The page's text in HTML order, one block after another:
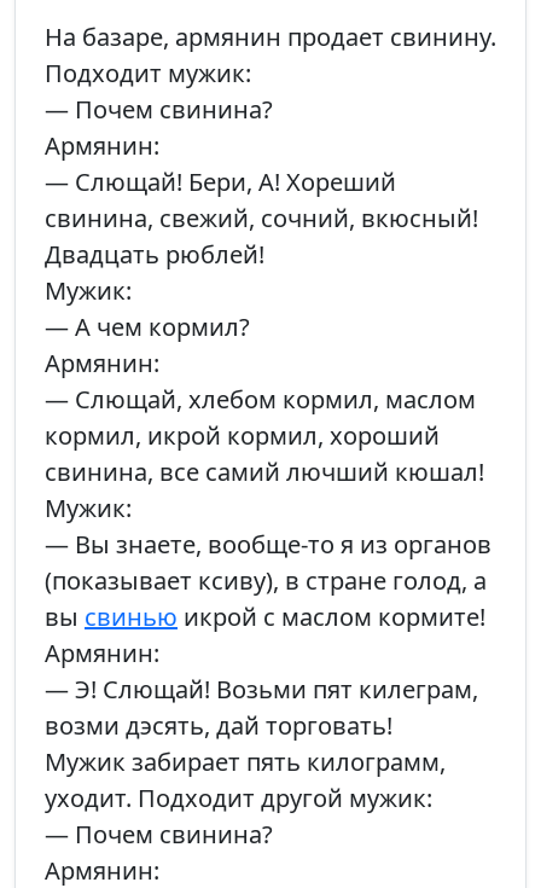
На базаре, армянин продает свинину.
Подходит мужик:
— Почем свинина?
Армянин:
— Слющай! Бери, А! Хореший
свинина, свежий, сочний, вкюсный!
Двадцать рюблей!
Мужик:
— А чем кормил?
Армянин:
— Слющай, хлебом кормил, маслом
кормил, икрой кормил, хороший
свинина, все самий лючший кюшал!
Мужик:
— Вы знаете, вообще-то я из органов
(показывает ксиву), в стране голод, а
вы свинью икрой с маслом кормите!
Армянин:
— Э! Слющай! Возьми пят килеграм,
возми дэсять, дай торговать!
Мужик забирает пять килограмм,
уходит. Подходит другой мужик:
— Почем свинина?
Армянин: